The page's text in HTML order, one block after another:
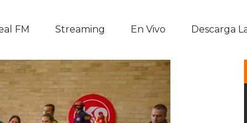
FM Streaming En Vivo Descarga
APP